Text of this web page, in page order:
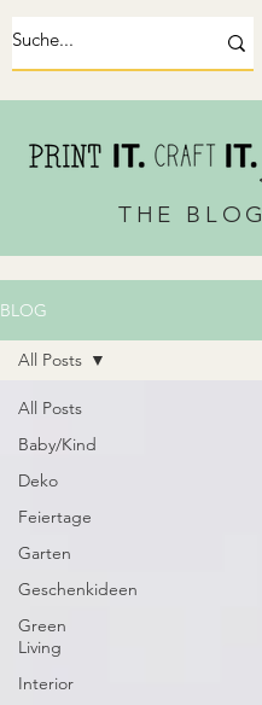
THE BLOG
BLOG
All Posts
Baby/Kind
Deko
Feiertage
Garten
Geschenkideen
Green
Living
Interior
All Posts